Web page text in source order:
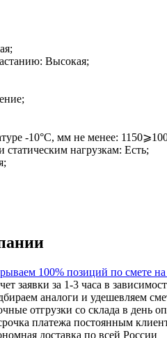
Высокая;
-10°C, мм не менее:
нагрузкам: Есть;
100% позиций по смете
заявки за 1-3 часа в
аналоги и удешевляем
отгрузки со склада в день
платежа постоянным
доставка по всей России